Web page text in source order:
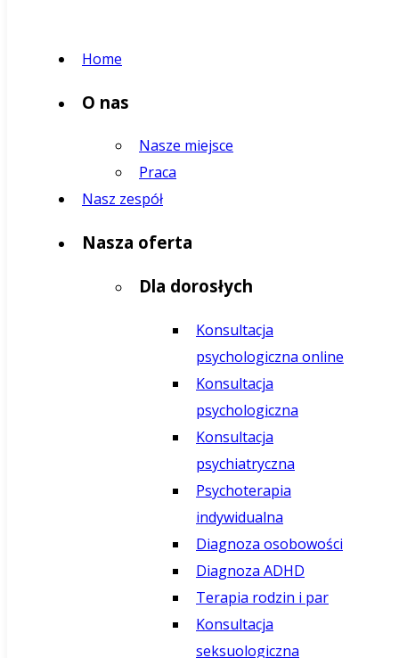
Home
O nas
Nasze miejsce
Praca
Nasz zespół
Nasza oferta
Dla dorosłych
Konsultacja
psychologiczna online
Konsultacja
psychologiczna
Konsultacja
psychiatryczna
Psychoterapia
indywidualna
Diagnoza osobowości
Diagnoza ADHD
Terapia rodzin i par
Konsultacja
seksuologiczna